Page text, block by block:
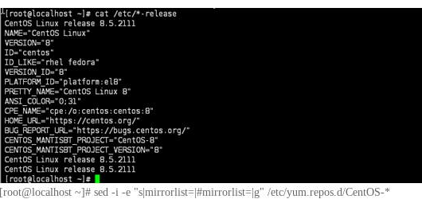
[root@localhost ~]# sed -i -e "s|mirrorlist=|#mirrorlist=|g" /etc/yum.repos.d/CentOS-*